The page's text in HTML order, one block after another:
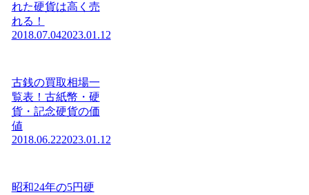
れた硬貨は高く売
れる！
2018.07.042023.01.12
古銭の買取相場一
覧表！古紙幣・硬
貨・記念硬貨の価
値
2018.06.222023.01.12
昭和24年の5円硬